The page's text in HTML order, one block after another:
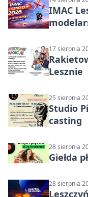
IMAC
17 sierpnia
Lesznie
25 sierpnia
Studio
casting
28 sierpnia
Giełda
28 sierpnia